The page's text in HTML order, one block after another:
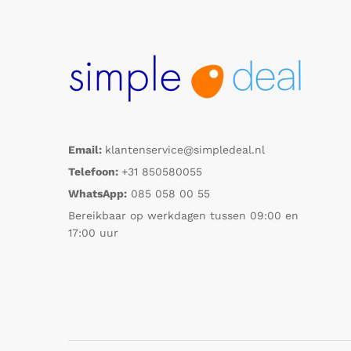
Email: klantenservice@simpledeal.nl
Telefoon: +31 850580055
WhatsApp: 085 058 00 55
Bereikbaar op werkdagen tussen 09:00 en
17:00 uur